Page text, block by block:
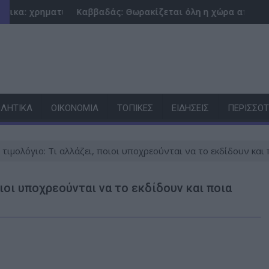
συνεισφορά όλων των επαγγελματιών
Καββαδάς: Θωρακίζεται όλη η χώρα απέναντι στις
ΟΙΚΟΝΟΜΊΑ ΤΟΠΙΚΈΣ ΕΙΔΉΣΕΙΣ
Τι αλλάζει, ποιοι υποχρεούνται να το εκδίδουν
υποχρεούνται να το εκδίδουν και ποια